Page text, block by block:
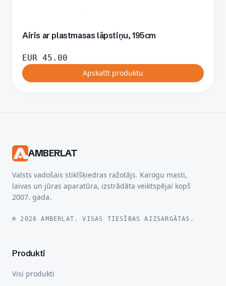
Airis ar plastmasas lāpstiņu, 195cm
EUR 45.00
Apskatīt produktu
AMBERLAT
Valsts vadošais stiklšķiedras ražotājs. Karogu masti,
laivas un jūras aparatūra, izstrādāta veiktspējai kopš
2007. gada.
© 2026 AMBERLAT. VISAS TIESĪBAS AIZSARGĀTAS.
Produkti
Visi produkti